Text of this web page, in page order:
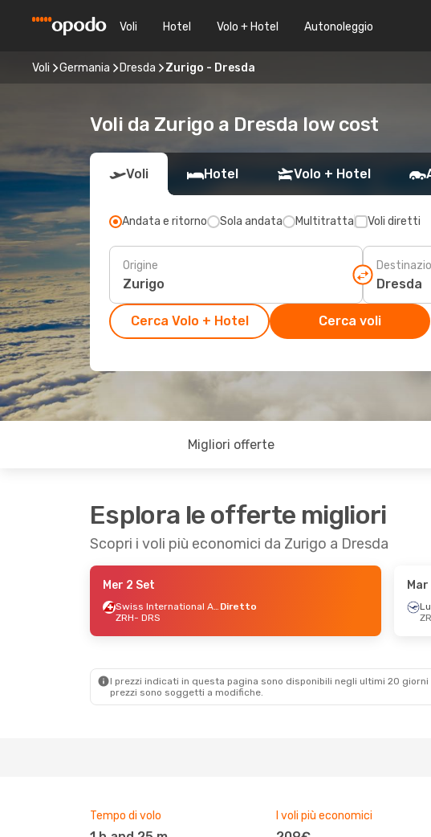
Voli Hotel Volo + Hotel Autonoleggio
Voli Germania Dresda Zurigo - Dresda
Voli da Zurigo a Dresda low cost
Voli Hotel Volo + Hotel
Andata e ritorno Sola andata Multitratta Voli diretti
Origine
Cerca Volo + Hotel Cerca voli
Migliori offerte
Esplora le offerte migliori
Scopri i voli più economici da Zurigo a Dresda
Mer 2 Set
Swiss International Air Lines Diretto
ZRH- DRS
Mar
I prezzi indicati in questa pagina sono disponibili negli ultimi 20
prezzi sono soggetti a modifiche.
Tempo di volo I voli più economici